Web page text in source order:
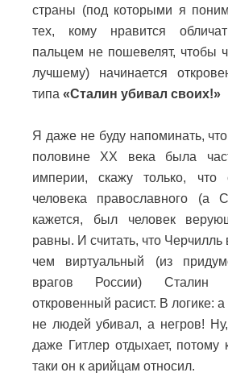
страны (под которыми я
тех, кому нравится
пальцем не пошевелят, чтобы
лучшему) начинается
типа «Сталин убивал своих!»
Я даже не буду напоминать,
половине ХХ века была
империи, скажу только, что
человека православного (а
кажется, был человек
равны. И считать, что
чем виртуальный (из
врагов России) Сталин
откровенный расист. В логике: а
не людей убивал, а негров!
даже Гитлер отдыхает, потому
таки он к арийцам относил.